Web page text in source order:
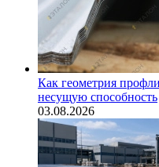
Как геометрия
несущую способность
03.08.2026